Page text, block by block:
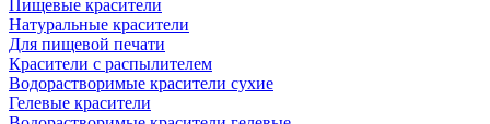
Пищевые красители
Натуральные красители
Для пищевой печати
Красители с распылителем
Водорастворимые красители сухие
Гелевые красители